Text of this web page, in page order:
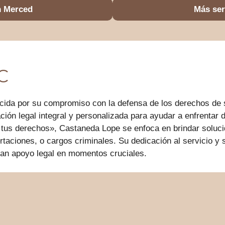
Merced Más
por su compromiso con la defensa de los derechos
legal integral y personalizada para ayudar a enfrentar
derechos», Castaneda Lope se enfoca en brindar
o cargos criminales. Su dedicación al servicio y
apoyo legal en momentos cruciales.